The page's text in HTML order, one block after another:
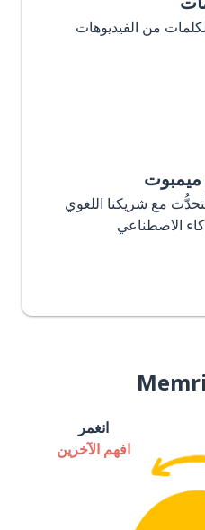
من الفيديوهات
مع شريكنا اللغوي
الاصطناعي
انغمر
افهم الآخرين